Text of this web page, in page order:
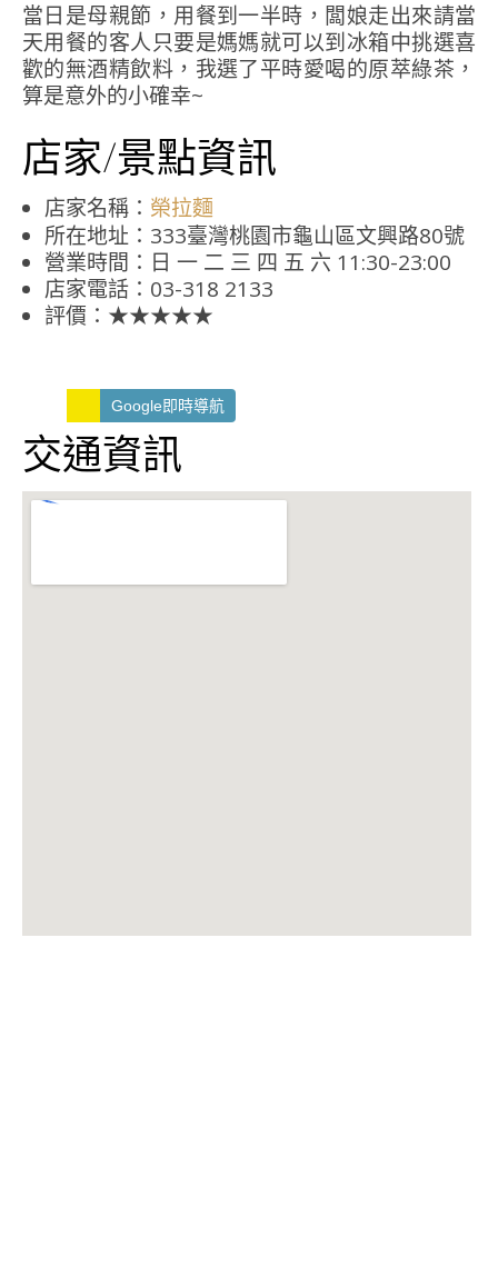
當日是母親節，用餐到一半時，闆娘走出來請當
天用餐的客人只要是媽媽就可以到冰箱中挑選喜
歡的無酒精飲料，我選了平時愛喝的原萃綠茶，
算是意外的小確幸~
店家/景點資訊
店家名稱： 榮拉麵
所在地址：333臺灣桃園市龜山區文興路80號
營業時間：日 一 二 三 四 五 六 11:30-23:00
店家電話：03-318 2133
評價：★★★★★
Google即時導航
交通資訊